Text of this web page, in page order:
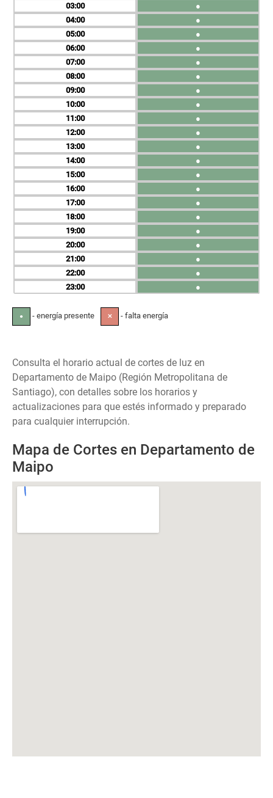
03
04
05
06
07
08
09
10
11
12
13
14
15
16
17
18
19
20
21
22
23
●
●
●
●
●
●
●
●
●
●
●
●
●
●
●
●
●
●
●
●
●
● - energía presente ✕ - falta energía
Consulta el horario actual de cortes de luz en
Departamento de Maipo (Región Metropolitana de
Santiago), con detalles sobre los horarios y
actualizaciones para que estés informado y preparado
para cualquier interrupción.
Mapa de Cortes en Departamento de
Maipo